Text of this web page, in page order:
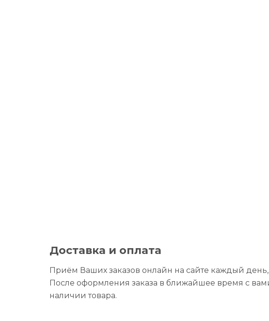
Доставка и оплата
Приём Ваших заказов онлайн на сайте каждый
После оформления заказа в ближайшее время с
наличии товара.